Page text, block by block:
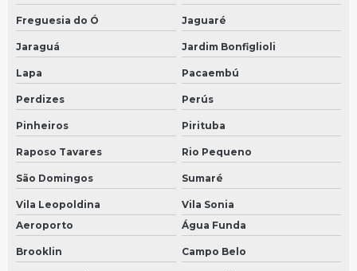
Conserto de velocímetros em São Bernardo do Campo
Conserto de velocímetros em São Paulo
Sensor 25mm
Conserto de velocimetro automotivo em São Bernardo do Campo
Conserto de velocimetro automotivo em São Paulo
Sensor 35mm
Conserto de velocímetro de carros em São Bernardo do Campo
Conserto de velocímetro de carros em São Paulo
Sensor 90mm
Freguesia do Ó Jaguaré
Jaraguá Jardim Bonfiglioli
Lapa Pacaembú
Perdizes Perús
Pinheiros Pirituba
Raposo Tavares Rio Pequeno
São Domingos Sumaré
Vila Leopoldina
Vila Sonia
Aeroporto
Água Funda
Brooklin Campo Belo